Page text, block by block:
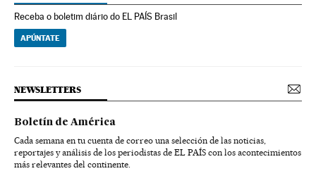
Receba o boletim diário do EL PAÍS Brasil
APÚNTATE
NEWSLETTERS
Boletín de América
Cada semana en tu cuenta de correo una selección de las noticias,
reportajes y análisis de los periodistas de EL PAÍS con los acontecimientos
más relevantes del continente.